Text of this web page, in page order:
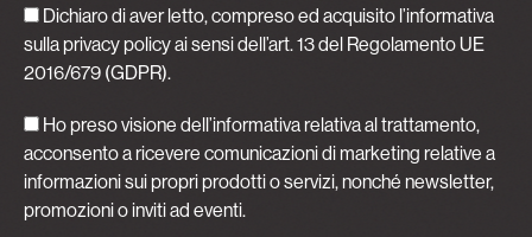
Dichiaro di aver letto, compreso ed acquisito l’informativa
sulla privacy policyai sensi dell’art. 13 del Regolamento UE
2016/679 (GDPR).
Ho preso visione dell’informativa relativa al trattamento,
acconsento a ricevere comunicazioni di marketing relative a
informazioni sui propri prodotti o servizi, nonché newsletter,
promozioni o inviti ad eventi.